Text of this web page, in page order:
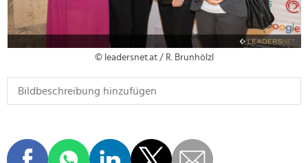
© leadersnet.at / R. Brunhölzl